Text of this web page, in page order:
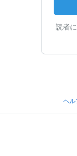
読者
ヘル